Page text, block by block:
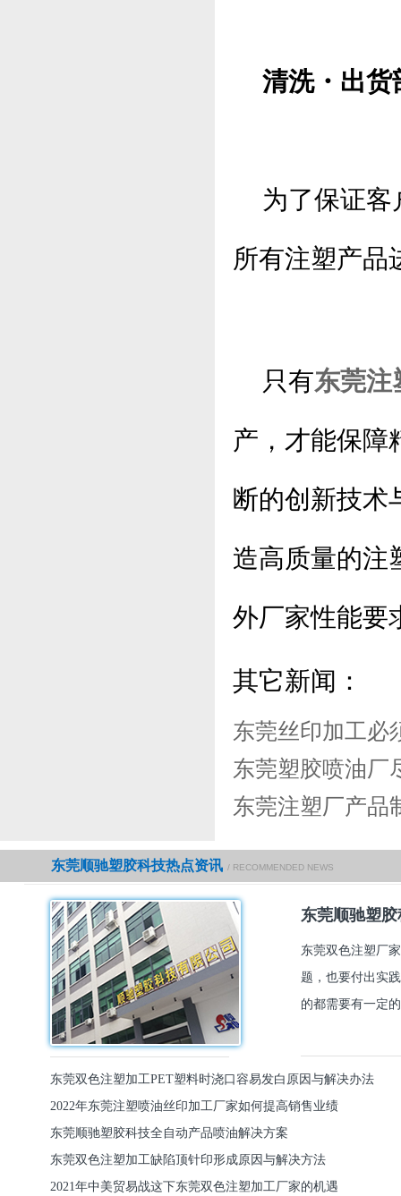
清洗・出货
为了保证客
所有注塑产品
只有东莞注
产，才能保障
断的创新技术
造高质量的注
外厂家性能要
其它新闻：
东莞丝印加工必
东莞塑胶喷油厂
东莞注塑厂产品
东莞顺驰塑胶科技热点资讯 / RECOMMENDED NEWS
东莞顺驰塑
东莞双色注塑厂
题，也要付出实
的都需要有一定
东莞双色注塑加工PET塑料时浇口容易发白原因与解决办法
2022年东莞注塑喷油丝印加工厂家如何提高销售业绩
东莞顺驰塑胶科技全自动产品喷油解决方案
东莞双色注塑加工缺陷顶针印形成原因与解决方法
2021年中美贸易战这下东莞双色注塑加工厂家的机遇